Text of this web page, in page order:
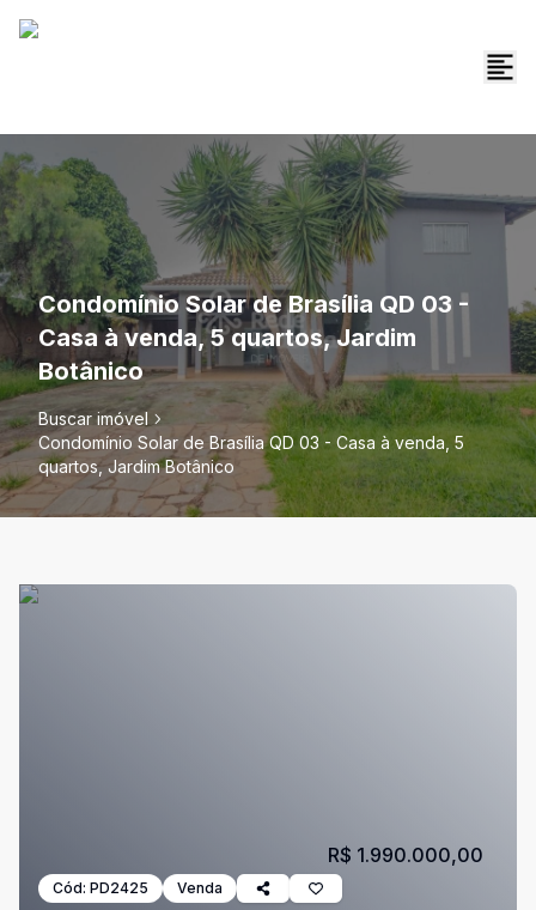
Condomínio Solar de Brasília QD 03 -
Casa à venda, 5 quartos, Jardim
Botânico
Buscar imóvel
Condomínio Solar de Brasília QD 03 - Casa à venda, 5
quartos, Jardim Botânico
Cód: PD2425 Venda
R$ 1.990.000,00